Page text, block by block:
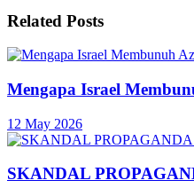
Related Posts
Mengapa Israel
12 May 2026
SKANDAL